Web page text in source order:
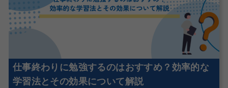
仕事終わりに勉強するのはおすすめ？効率的な
学習法とその効果について解説